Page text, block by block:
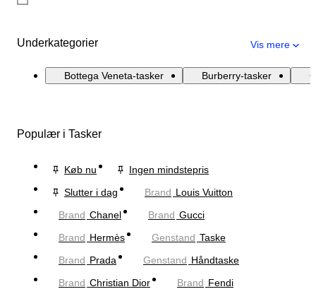
Underkategorier Vis mere
Bottega Veneta-tasker Burberry-tasker
Populær i Tasker
Køb nu
Ingen mindstepris
Slutter i dag
Brand Louis Vuitton
Brand Chanel Brand Gucci
Brand Hermès Genstand Taske
Brand Prada Genstand Håndtaske
Brand Christian Dior Brand Fendi